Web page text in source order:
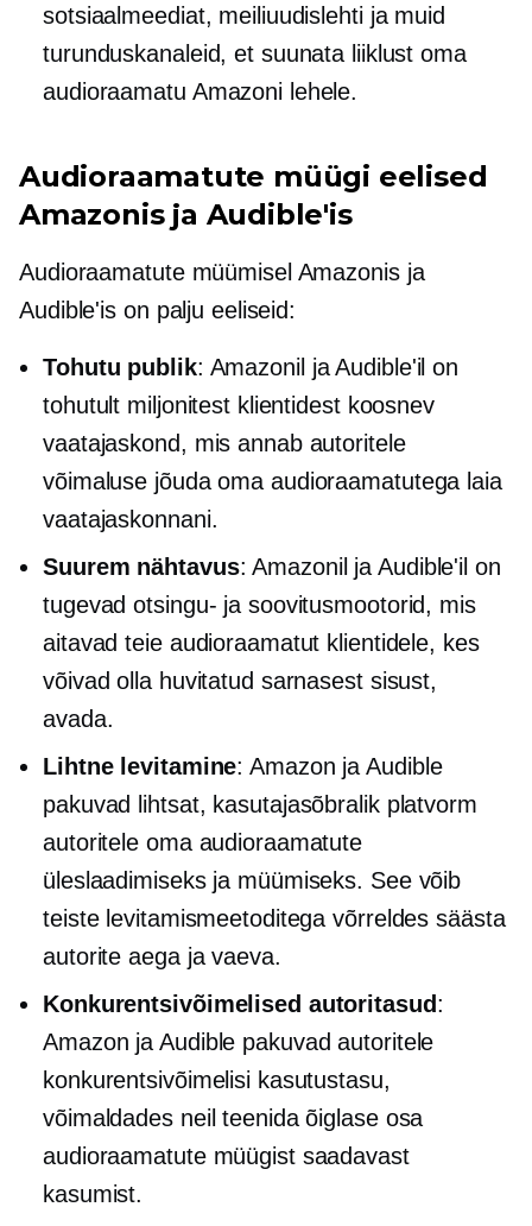
sotsiaalmeediat, meiliuudislehti ja muid
turunduskanaleid, et suunata liiklust oma
audioraamatu Amazoni lehele.
Audioraamatute müügi eelised
Amazonis ja Audible'is
Audioraamatute müümisel Amazonis ja
Audible'is on palju eeliseid:
Tohutu publik: Amazonil ja Audible'il on
tohutult miljonitest klientidest koosnev
vaatajaskond, mis annab autoritele
võimaluse jõuda oma audioraamatutega laia
vaatajaskonnani.
Suurem nähtavus: Amazonil ja Audible'il on
tugevad otsingu- ja soovitusmootorid, mis
aitavad teie audioraamatut klientidele, kes
võivad olla huvitatud sarnasest sisust,
avada.
Lihtne levitamine: Amazon ja Audible
pakuvad lihtsat, kasutajasõbralikplatvorm
autoritele oma audioraamatute
üleslaadimiseks ja müümiseks. See võib
teiste levitamismeetoditega võrreldes säästa
autorite aega ja vaeva.
Konkurentsivõimelised autoritasud:
Amazon ja Audible pakuvad autoritele
konkurentsivõimelisi kasutustasu,
võimaldades neil teenida õiglase osa
audioraamatute müügist saadavast
kasumist.